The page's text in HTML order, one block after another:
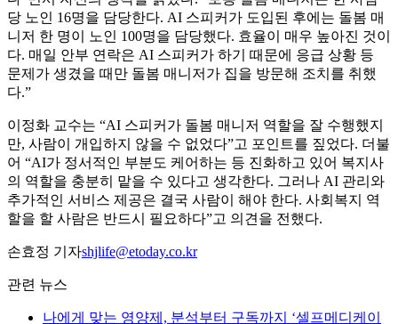
당 노인 16명을 담당한다. AI 스피커가 도입된 후에는 돌봄 매
니저 한 명이 노인 100명을 담당했다. 효율이 매우 높아진 것이
다. 매일 안부 연락은 AI 스피커가 하기 때문에 응급 상황 등
문제가 생겼을 때만 돌봄 매니저가 집을 방문해 조치를 취했
다.”
이정화 교수는 “AI 스피커가 돌봄 매니저 역할을 잘 수행했지
만, 사람이 개입하지 않을 수 없었다”고 포인트를 짚었다. 더불
어 “AI가 정서적인 부분도 케어하는 등 진화하고 있어 복지사
의 역할을 충분히 맡을 수 있다고 생각한다. 그러나 AI 관리와
추가적인 서비스 제공은 결국 사람이 해야 한다. 사회복지 역
할을 할 사람은 반드시 필요하다”고 의견을 전했다.
손효정 기자shjlife@etoday.co.kr
관련 뉴스
나에게 맞는 영양제, 분석부터 구독까지 ‘셀프메디케이